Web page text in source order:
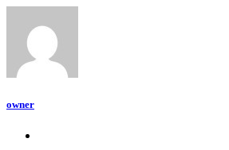
owner